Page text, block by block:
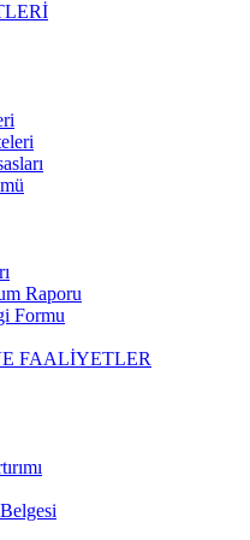
Raporu
Formu
FAALİYETLER